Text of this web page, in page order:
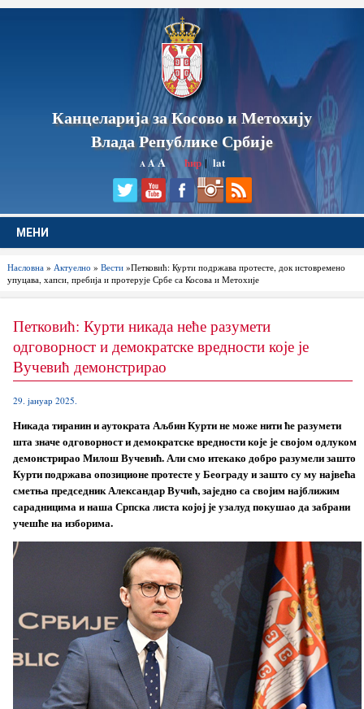
Канцеларија за Косово и Метохију
Влада Републике Србије
A AA ћир|lat
МЕНИ
Насловна» Актуелно » Вести»Петковић: Курти подржава протесте, док истовремено
упуцава, хапси, пребија и протерује Србе са Косова и Метохије
Петковић: Курти никада неће разумети
одговорност и демократске вредности које је
Вучевић демонстрирао
29. јануар 2025.
Никада тиранин и аутократа Аљбин Курти не може нити ће разумети
шта значе одговорност и демократске вредности које је својом одлуком
демонстрирао Милош Вучевић. Али смо итекако добро разумели зашто
Курти подржава опозиционе протесте у Београду и зашто су му највећа
сметња председник Александар Вучић, заједно са својим најближим
сарадницима и наша Српска листа којој је узалуд покушао да забрани
учешће на изборима.